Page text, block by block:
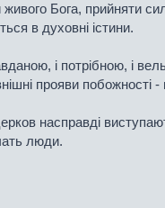
живого Бога,
в духовні істини.
і потрібною, і
прояви побожності -
насправді
люди.